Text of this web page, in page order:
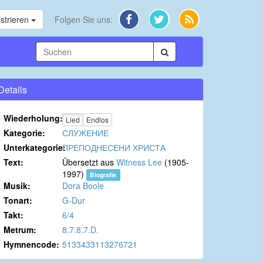
Folgen Sie uns:
Wiederholung: Lied Endlos
Kategorie:
СЛУЖЕНИЕ
Unterkategorie:ПРЕПОДНЕСЕНИ ХРИСТА
Text:
Übersetzt aus Witness Lee (1905-
1997)
Biografie
Musik:
Dora Boole
Tonart:
G-Dur
Takt:
6/4
Metrum:
8.7.8.7.D.
Hymnencode: 5133433113276721